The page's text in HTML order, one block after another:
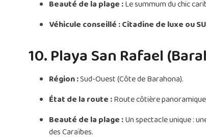
Beauté de la plage :Le summum du chic
Véhicule conseillé :Citadine de luxe ou
10. Playa San Rafael
Région :Sud-Ouest (Côte de Barahona).
État de la route :Route côtière
Beauté de la plage :Un spectacle unique :
des Caraïbes.